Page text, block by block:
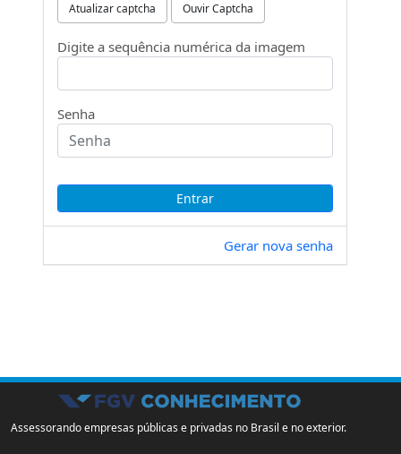
Atualizar captcha Ouvir Captcha
Digite a sequência numérica da imagem
Senha
Gerar nova senha
Assessorando empresas públicas e privadas no Brasil e no exterior.